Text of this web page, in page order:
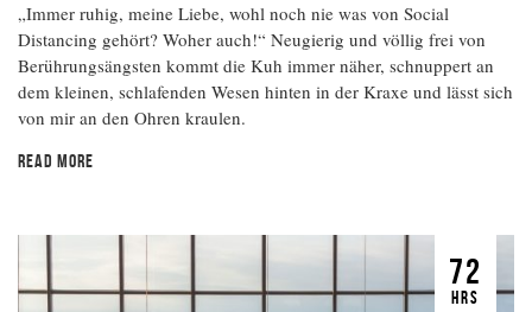
„Immer ruhig, meine Liebe, wohl noch nie was von Social
Distancing gehört? Woher auch!“ Neugierig und völlig frei von
Berührungsängsten kommt die Kuh immer näher, schnuppert an
dem kleinen, schlafenden Wesen hinten in der Kraxe und lässt sich
von mir an den Ohren kraulen.
READ MORE
72
HRS